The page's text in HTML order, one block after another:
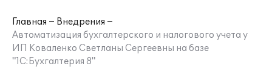
Главная
Внедрения
Автоматизация бухгалтерского и налогового учета у
ИП Коваленко Светланы Сергеевны на базе
"1С:Бухгалтерия 8"